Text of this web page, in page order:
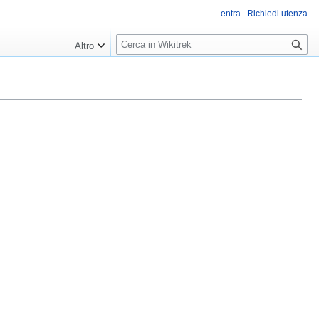
entra Richiedi utenza
Altro
R
i
r